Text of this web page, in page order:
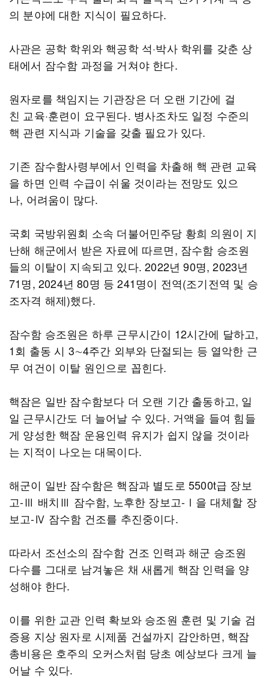
의 분야에 대한 지식이 필요하다.
사관은 공학 학위와 핵공학 석·박사 학위를 갖춘 상
태에서 잠수함 과정을 거쳐야 한다.
원자로를 책임지는 기관장은 더 오랜 기간에 걸
친 교육·훈련이 요구된다. 병사조차도 일정 수준의
핵 관련 지식과 기술을 갖출 필요가 있다.
기존 잠수함사령부에서 인력을 차출해 핵 관련 교육
을 하면 인력 수급이 쉬울 것이라는 전망도 있으
나, 어려움이 많다.
국회 국방위원회 소속 더불어민주당 황희 의원이 지
난해 해군에서 받은 자료에 따르면, 잠수함 승조원
들의 이탈이 지속되고 있다. 2022년 90명, 2023년
71명, 2024년 80명 등 241명이 전역(조기전역 및 승
조자격 해제)했다.
잠수함 승조원은 하루 근무시간이 12시간에 달하고,
1회 출동 시 3∼4주간 외부와 단절되는 등 열악한 근
무 여건이 이탈 원인으로 꼽힌다.
핵잠은 일반 잠수함보다 더 오랜 기간 출동하고, 일
일 근무시간도 더 늘어날 수 있다. 거액을 들여 힘들
게 양성한 핵잠 운용인력 유지가 쉽지 않을 것이라
는 지적이 나오는 대목이다.
해군이 일반 잠수함은 핵잠과 별도로 5500t급 장보
고-Ⅲ 배치Ⅲ 잠수함, 노후한 장보고-Ⅰ을 대체할 장
보고-Ⅳ 잠수함 건조를 추진중이다.
따라서 조선소의 잠수함 건조 인력과 해군 승조원
다수를 그대로 남겨놓은 채 새롭게 핵잠 인력을 양
성해야 한다.
이를 위한 교관 인력 확보와 승조원 훈련 및 기술 검
증용 지상 원자로 시제품 건설까지 감안하면, 핵잠
총비용은 호주의 오커스처럼 당초 예상보다 크게 늘
어날 수 있다.